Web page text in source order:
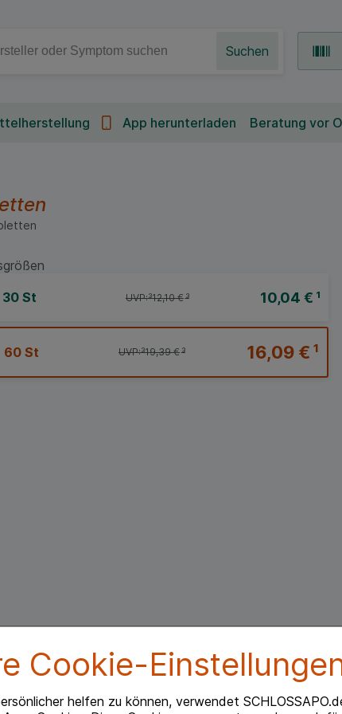
Cookie-
helfen zu können, verwendet
Suchen
App herunterladen Beratung vor
30 St 10,04 € ¹
UVP:³12,10 €³
60 St 16,09 €¹
UVP:³19,39 €³
Beipackzettel herunterladen